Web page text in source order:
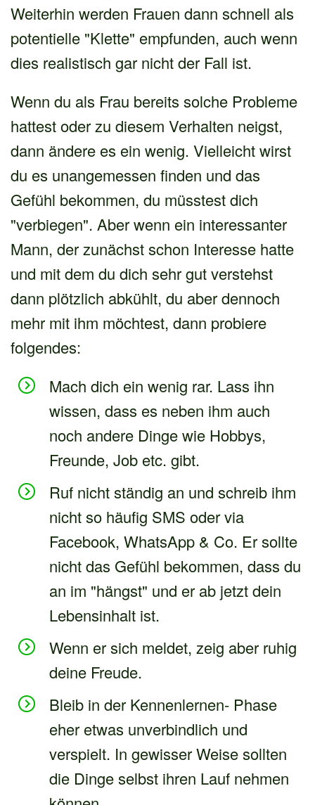
Weiterhin werden Frauen dann schnell als
potentielle "Klette" empfunden, auch wenn
dies realistisch gar nicht der Fall ist.
Wenn du als Frau bereits solche Probleme
hattest oder zu diesem Verhalten neigst,
dann ändere es ein wenig. Vielleicht wirst
du es unangemessen finden und das
Gefühl bekommen, du müsstest dich
"verbiegen". Aber wenn ein interessanter
Mann, der zunächst schon Interesse hatte
und mit dem du dich sehr gut verstehst
dann plötzlich abkühlt, du aber dennoch
mehr mit ihm möchtest, dann probiere
folgendes:
Mach dich ein wenig rar. Lass ihn
wissen, dass es neben ihm auch
noch andere Dinge wie Hobbys,
Freunde, Job etc. gibt.
Ruf nicht ständig an und schreib ihm
nicht so häufig SMS oder via
Facebook, WhatsApp & Co. Er sollte
nicht das Gefühl bekommen, dass du
an im "hängst" und er ab jetzt dein
Lebensinhalt ist.
Wenn er sich meldet, zeig aber ruhig
deine Freude.
Bleib in der Kennenlernen- Phase
eher etwas unverbindlich und
verspielt. In gewisser Weise sollten
die Dinge selbst ihren Lauf nehmen